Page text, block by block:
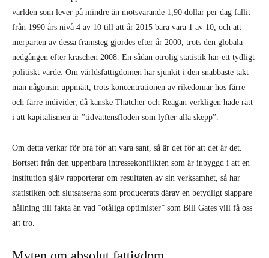
Om detta verkar för bra för att vara sant, så är det för att det är det.
Bortsett från den uppenbara intressekonflikten som är inbyggd i att en
institution själv rapporterar om resultaten av sin verksamhet, så har
statistiken och slutsatserna som producerats därav en betydligt slappare
hållning till fakta än vad ”otåliga optimister” som Bill Gates vill få oss
att tro.
När olika politiker och publikationer talar om att bekämpa fattigdom,
handlar det nästan alltid om ”absolut fattigdom” (även känt som
”extrem fattigdom”), vilket definieras avOur World in Datasom en
”bestämd lägsta levnadsstandard” som ”inte bara hålls konstant över tid,
utan även mellan länder” – alltså det absoluta minimum som krävs för
1,90 dollar per dag. Problemet är att idén om den absoluta fattigdomen,